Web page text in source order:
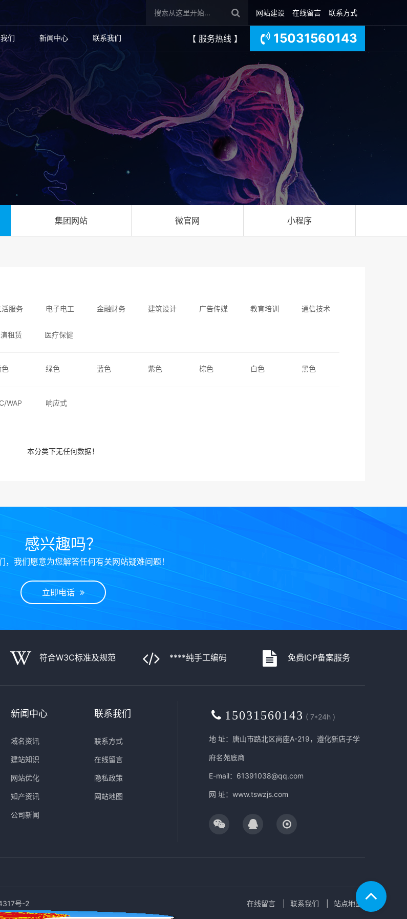
网站建设 在线留言 联系方式
们 新闻中心 联系我们 【 服务热线 】 15031560143
集团网站 微官网 小程序
活服务 电子电工 金融财务 建筑设计 广告传媒 教育培训 通信技术
租赁 医疗保健
绿色 蓝色 紫色 棕色 白色 黑色
WAP 响应式
本分类下无任何数据！
感兴趣吗？
，我们愿意为您解答任何有关网站疑难问题！
立即电话
符合W3C标准及规范 ****纯手工编码 免费ICP备案服务
新闻中心
域名资讯
建站知识
网站优化
知产资讯
公司新闻
联系我们
联系方式
在线留言
隐私政策
网站地图
15031560143 ( 7*24h )
地 址：唐山市路北区尚座A-219，遵化新店子学
府名苑底商
E-mail：61391038@qq.com
网 址：www.tswzjs.com
号-2 在线留言 联系我们 站点地图